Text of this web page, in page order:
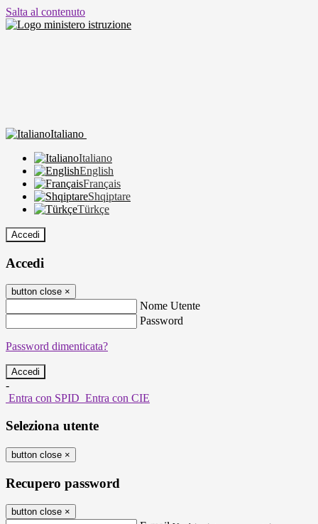
Salta al contenuto
Italiano
Italiano
English
Français
Shqiptare
Türkçe
Accedi
Accedi
button close ×
Nome Utente
Password
Password dimenticata?
-
Entra con SPID Entra con CIE
Seleziona utente
button close ×
Recupero password
button close ×